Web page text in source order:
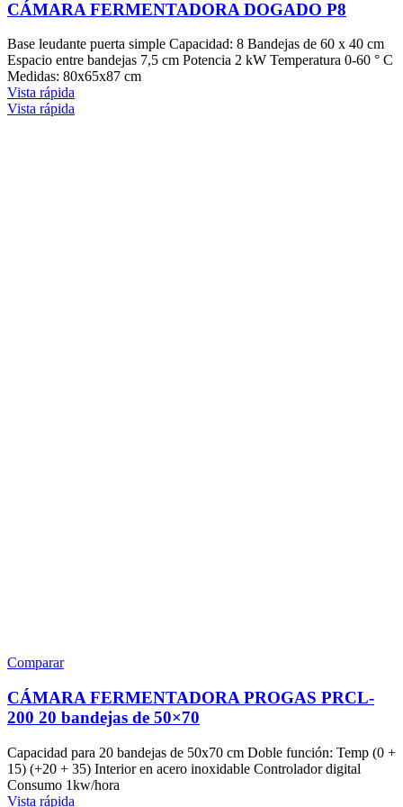
CÁMARA FERMENTADORA DOGADO P8
Base leudante puerta simple Capacidad: 8 Bandejas de 60 x 40 cm
Espacio entre bandejas 7,5 cm Potencia 2 kW Temperatura 0-60 ° C
Medidas: 80x65x87 cm
Vista rápida
Vista rápida
Comparar
CÁMARA FERMENTADORA PROGAS PRCL-
200 20 bandejas de 50×70
Capacidad para 20 bandejas de 50x70 cm Doble función: Temp (0 +
15) (+20 + 35) Interior en acero inoxidable Controlador digital
Consumo 1kw/hora
Vista rápida